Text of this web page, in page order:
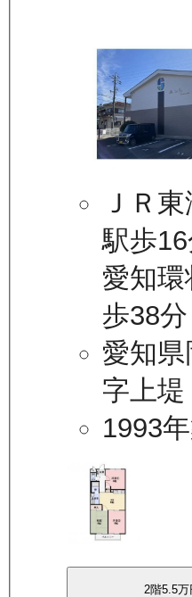
ＪＲ
駅歩
愛知
歩38分
愛知
字上堤
1993
2階5.5万